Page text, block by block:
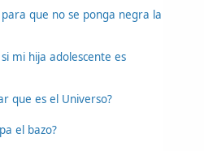
que no se ponga negra la
mi hija adolescente es
que es el Universo?
el bazo?